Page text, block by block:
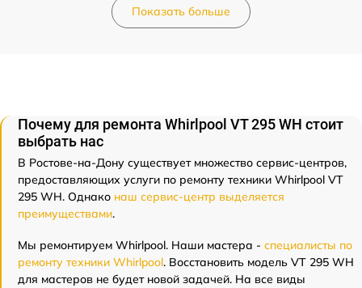
Показать больше
Почему для ремонта Whirlpool VT 295 WH стоит
выбрать нас
В Ростове-на-Дону существует множество сервис-центров,
предоставляющих услуги по ремонту техники Whirlpool VT
295 WH. Однако наш сервис-центр выделяется
преимуществами.
Мы ремонтируем Whirlpool. Наши мастера - специалисты по
ремонту техники Whirlpool. Восстановить модель VT 295 WH
для мастеров не будет новой задачей. На все виды